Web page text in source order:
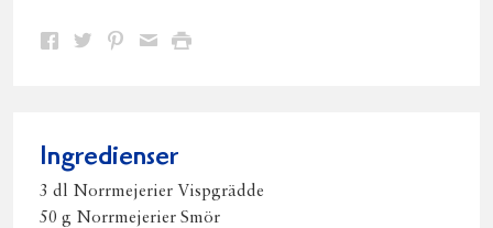
Dela Dela Dela DelaSkriv
Ingredienser
3 dl Norrmejerier Vispgrädde
50 g Norrmejerier Smör